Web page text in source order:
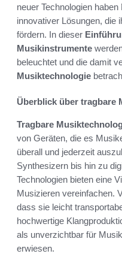
neuer Technologien
innovativer Lösungen, die
fördern. In dieser
Musikinstrumente
beleuchtet und die damit
Musiktechnologie
Überblick über tragbare
Tragbare
von Geräten, die es
überall und jederzeit
Synthesizern bis hin zu
Technologien bieten eine
Musizieren vereinfachen.
dass sie leicht
hochwertige
als unverzichtbar für
erwiesen.